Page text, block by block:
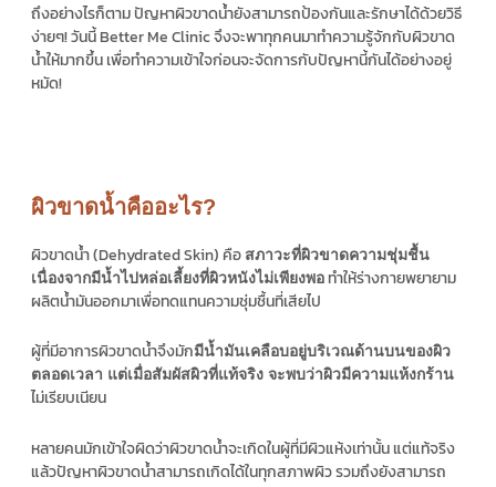
ถึงอย่างไรก็ตาม ปัญหาผิวขาดน้ำยังสามารถป้องกันและรักษาได้ด้วยวิธี
ง่ายๆ! วันนี้ Better Me Clinic จึงจะพาทุกคนมาทำความรู้จักกับผิวขาด
น้ำให้มากขึ้น เพื่อทำความเข้าใจก่อนจะจัดการกับปัญหานี้กันได้อย่างอยู่
หมัด!
ผิวขาดน้ำคืออะไร?
ผิวขาดน้ำ (Dehydrated Skin) คือ สภาวะที่ผิวขาดความชุ่มชื้น
เนื่องจากมีน้ำไปหล่อเลี้ยงที่ผิวหนังไม่เพียงพอ ทำให้ร่างกายพยายาม
ผลิตน้ำมันออกมาเพื่อทดแทนความชุ่มชื้นที่เสียไป
ผู้ที่มีอาการผิวขาดน้ำจึงมักมีน้ำมันเคลือบอยู่บริเวณด้านบนของผิว
ตลอดเวลา แต่เมื่อสัมผัสผิวที่แท้จริง จะพบว่าผิวมีความแห้งกร้าน
ไม่เรียบเนียน
หลายคนมักเข้าใจผิดว่าผิวขาดน้ำจะเกิดในผู้ที่มีผิวแห้งเท่านั้น แต่แท้จริง
แล้วปัญหาผิวขาดน้ำสามารถเกิดได้ในทุกสภาพผิว รวมถึงยังสามารถ